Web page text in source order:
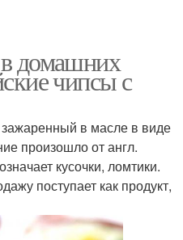
домашних
чипсы с
в масле в виде
произошло от англ.
кусочки, ломтики.
поступает как продукт,